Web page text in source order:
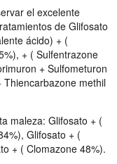
el excelente
de Glifosato
ácido) + (
+ ( Sulfentrazone
+ Sulfometuron
Thiencarbazone methil
maleza: Glifosato + (
Glifosato + (
+ ( Clomazone 48%).